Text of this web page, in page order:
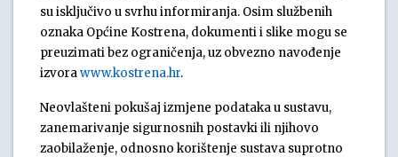
su isključivo u svrhu informiranja. Osim službenih
oznaka Općine Kostrena, dokumenti i slike mogu se
preuzimati bez ograničenja, uz obvezno navođenje
izvorawww.kostrena.hr.
Neovlašteni pokušaj izmjene podataka u sustavu,
zanemarivanje sigurnosnih postavki ili njihovo
zaobilaženje, odnosno korištenje sustava suprotno